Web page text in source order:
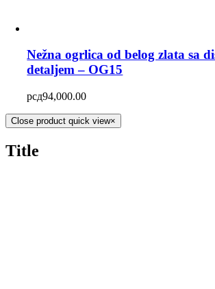
Nežna ogrlica od belog zlata sa
detaljem – OG15
рсд94,000.00
Close product quick view×
Title